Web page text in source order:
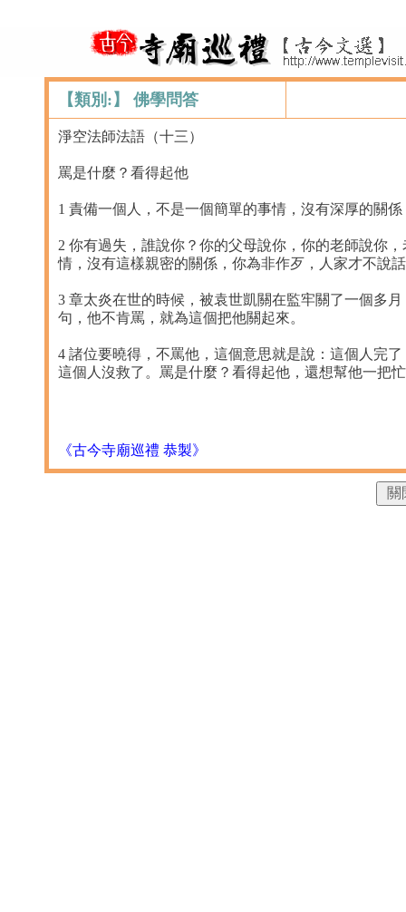
【類別:】 佛學問答
淨空法師法語（十三）
罵是什麼？看得起他
1 責備一個人，不是一個簡單的事情，沒有深厚的關
2 你有過失，誰說你？你的父母說你，你的老師說你
情，沒有這樣親密的關係，你為非作歹，人家才不說
3 章太炎在世的時候，被袁世凱關在監牢關了一個多
句，他不肯罵，就為這個把他關起來。
4 諸位要曉得，不罵他，這個意思就是說：這個人完
這個人沒救了。罵是什麼？看得起他，還想幫他一把
《古今寺廟巡禮 恭製》